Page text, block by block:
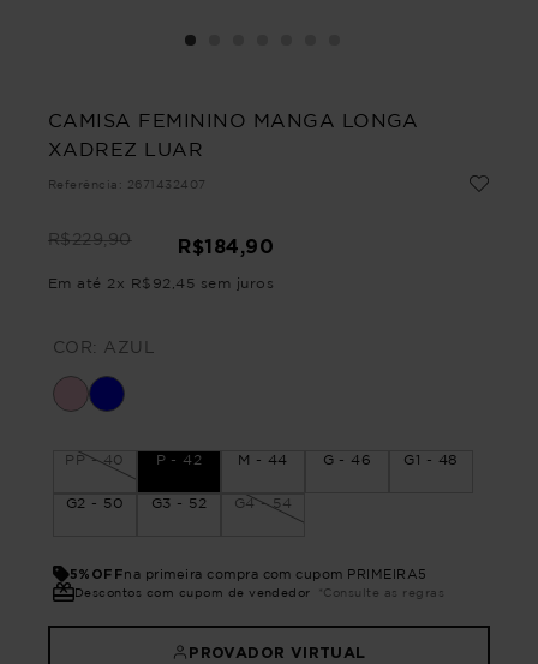
CAMISA FEMININO MANGA LONGA
XADREZ LUAR
Referência : 2671432407
R$229,90 R$184,90
Em até 2 x R$ 92 45 sem juros
COR: AZUL
PP - 40 P - 42 M - 44 G - 46 G1 - 48
G2 - 50 G3 - 52 G4 - 54
5%OFFna primeira compra com cupom PRIMEIRA5
Descontos com cupom de vendedor *Consulte as regras
PROVADOR VIRTUAL